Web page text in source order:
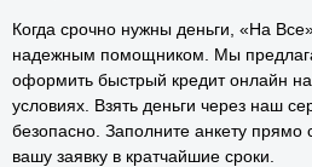
Когда срочно нужны деньги, «На
надежным помощником. Мы
оформить быстрый кредит онлайн
условиях. Взять деньги через наш
безопасно. Заполните анкету
вашу заявку в кратчайшие сроки.